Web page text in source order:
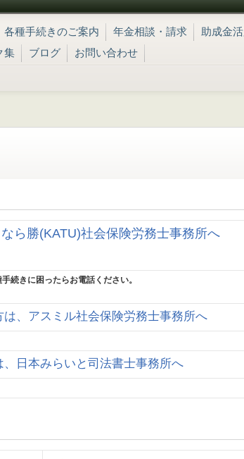
各種手続きのご案内 年金相談・請求
助成金
集 ブログ お問い合わせ
ら勝(KATU)社会保険労務士事務所へ
続きに困ったらお電話ください。
、アスミル社会保険労務士事務所へ
日本みらいと司法書士事務所へ